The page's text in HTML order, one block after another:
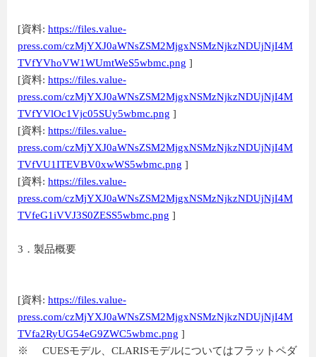
[資料: https://files.value-
press.com/czMjYXJ0aWNsZSM2MjgxNSMzNjkzNDUjNjI4M
TVfYVhoVW1WUmtWeS5wbmc.png ]
[資料: https://files.value-
press.com/czMjYXJ0aWNsZSM2MjgxNSMzNjkzNDUjNjI4M
TVfYVlOc1Vjc05SUy5wbmc.png ]
[資料: https://files.value-
press.com/czMjYXJ0aWNsZSM2MjgxNSMzNjkzNDUjNjI4M
TVfVU1ITEVBV0xwWS5wbmc.png ]
[資料: https://files.value-
press.com/czMjYXJ0aWNsZSM2MjgxNSMzNjkzNDUjNjI4M
TVfeG1iVVJ3S0ZESS5wbmc.png ]
3．製品概要
[資料: https://files.value-
press.com/czMjYXJ0aWNsZSM2MjgxNSMzNjkzNDUjNjI4M
TVfa2RyUG54eG9ZWC5wbmc.png ]
※ CUESモデル、CLARISモデルについてはフラットペダ